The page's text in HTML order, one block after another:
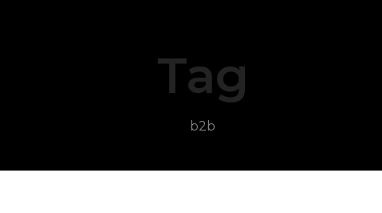
Tag
b2b